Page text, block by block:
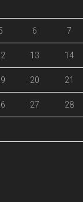
6 7
13 14
20 21
27 28